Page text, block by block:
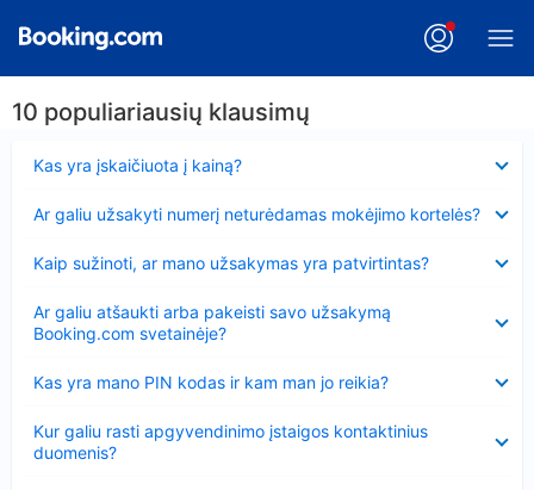
10 populiariausių klausimų
Kas yra įskaičiuota į kainą?
Ar galiu užsakyti numerį neturėdamas mokėjimo kortelės?
Kaip sužinoti, ar mano užsakymas yra patvirtintas?
Ar galiu atšaukti arba pakeisti savo užsakymą
Booking.com svetainėje?
Kas yra mano PIN kodas ir kam man jo reikia?
Kur galiu rasti apgyvendinimo įstaigos kontaktinius
duomenis?